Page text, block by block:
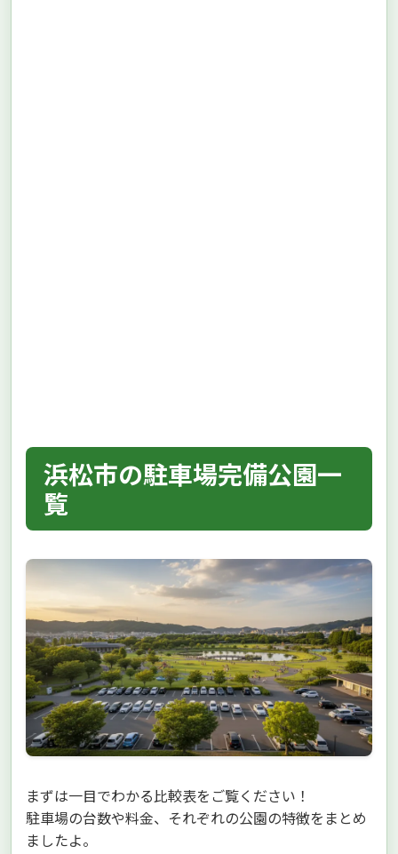
浜松市の駐車場完備公園一
覧
まずは一目でわかる比較表をご覧ください！
駐車場の台数や料金、それぞれの公園の特徴をまとめ
ましたよ。